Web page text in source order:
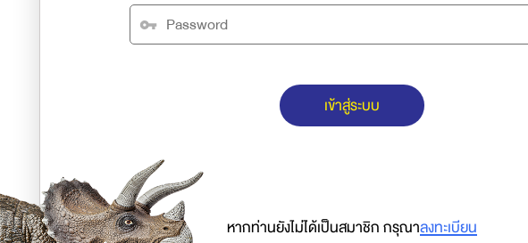
เข้าสู่ระบบ
หากท่านยังไม่ได้เป็นสมาชิก กรุณาลงทะเบียน